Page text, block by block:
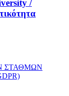
/
ΣΤΑΘΜΩΝ